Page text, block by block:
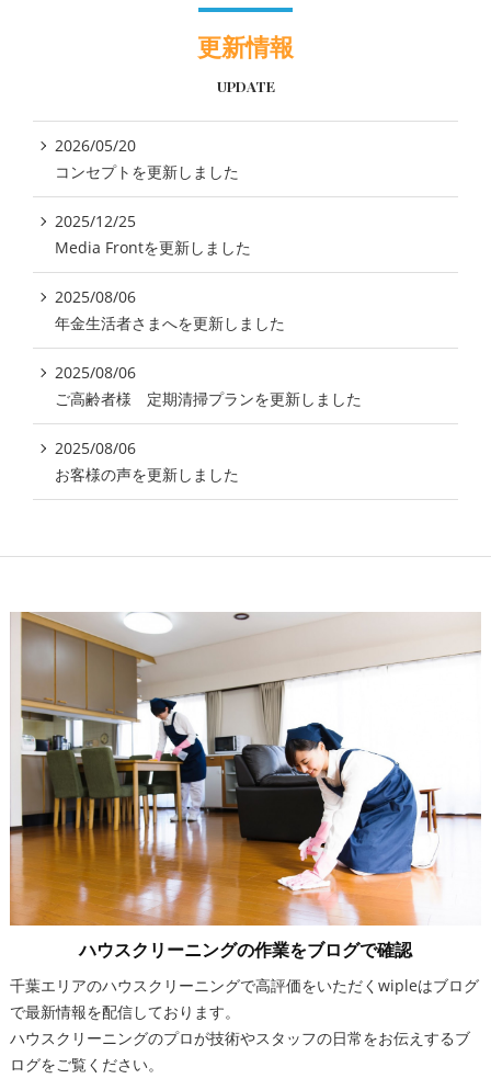
更新情報
UPDATE
2026/05/20
コンセプトを更新しました
2025/12/25
Media Frontを更新しました
2025/08/06
年金生活者さまへを更新しました
2025/08/06
ご高齢者様 定期清掃プランを更新しました
2025/08/06
お客様の声を更新しました
ハウスクリーニングの作業をブログで確認
千葉エリアのハウスクリーニングで高評価をいただくwipleはブログ
で最新情報を配信しております。
ハウスクリーニングのプロが技術やスタッフの日常をお伝えするブ
ログをご覧ください。